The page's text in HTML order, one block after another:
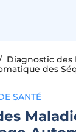
Diagnostic des
des
SANTÉ